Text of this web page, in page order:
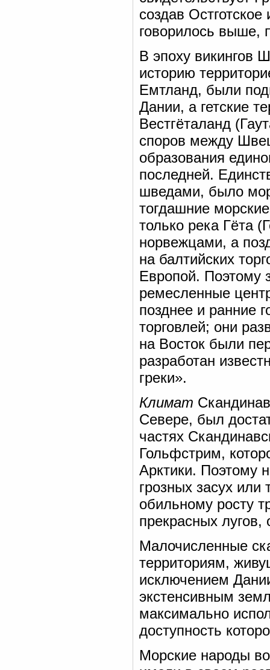
создав
говорилось выше,
В эпоху викингов
историю
Емтланд, были
Дании, а гетские
Вестгёталанд
споров между
образования
последней.
шведами, было
тогдашние
только река Гёта
норвежцами, а
на балтийских
Европой. Поэтому
ремесленные
позднее и ранние
торговлей; они
на Восток были
разработан
греки».
Климат
Севере, был
частях
Гольфстрим,
Арктики. Поэтому
грозных засух или
обильному росту
прекрасных лугов,
Малочисленные
территориям,
исключением
экстенсивным
максимально
доступность
Морские народы